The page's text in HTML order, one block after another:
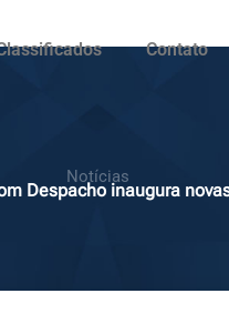
Contato
Notícias
Despacho inaugura